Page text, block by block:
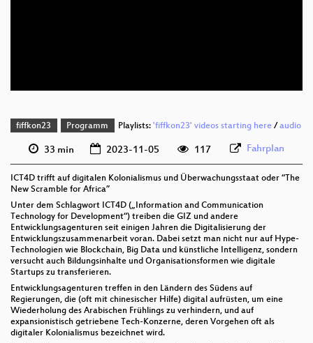
fiffkon23 Programm Playlists: 'fiffkon23' videos starting here/ audio
33 min 2023-11-05 117 Fahrplan
ICT4D trifft auf digitalen Kolonialismus und Überwachungsstaat oder “The
New Scramble for Africa”
Unter dem Schlagwort ICT4D („Information and Communication
Technology for Development“) treiben die GIZ und andere
Entwicklungsagenturen seit einigen Jahren die Digitalisierung der
Entwicklungszusammenarbeit voran. Dabei setzt man nicht nur auf Hype-
Technologien wie Blockchain, Big Data und künstliche Intelligenz, sondern
versucht auch Bildungsinhalte und Organisationsformen wie digitale
Startups zu transferieren.
Entwicklungsagenturen treffen in den Ländern des Südens auf
Regierungen, die (oft mit chinesischer Hilfe) digital aufrüsten, um eine
Wiederholung des Arabischen Frühlings zu verhindern, und auf
expansionistisch getriebene Tech-Konzerne, deren Vorgehen oft als
digitaler Kolonialismus bezeichnet wird.